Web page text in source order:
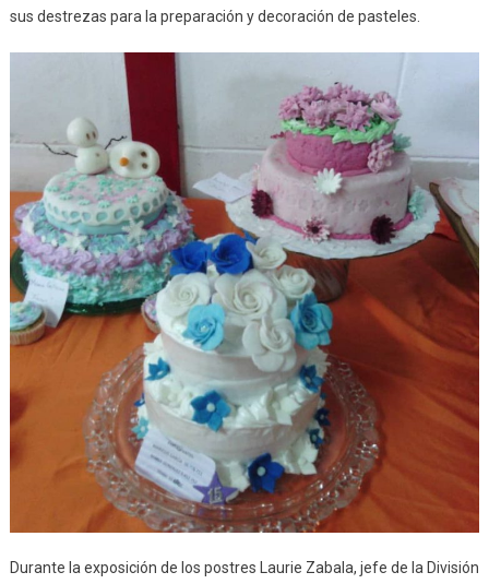
sus destrezas para la preparación y decoración de pasteles.
Durante la exposición de los postres Laurie Zabala, jefe de la División